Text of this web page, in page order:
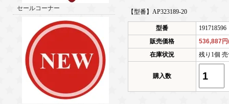
セールコーナー
【型番】AP323189-20
型番
191718596
販売価格
536,887
在庫状況
残り1個
購入数